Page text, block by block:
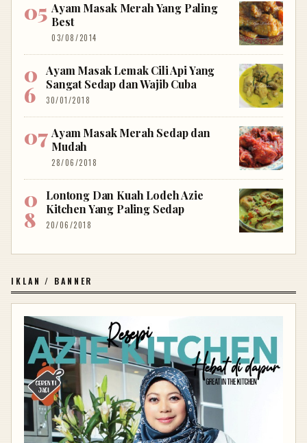
Ayam Masak Merah Yang Paling
Best
03/08/2014
Ayam Masak Lemak Cili Api Yang
Sangat Sedap dan Wajib Cuba
30/01/2018
Ayam Masak Merah Sedap dan
Mudah
28/06/2018
Lontong Dan Kuah Lodeh Azie
Kitchen Yang Paling Sedap
20/06/2018
IKLAN / BANNER